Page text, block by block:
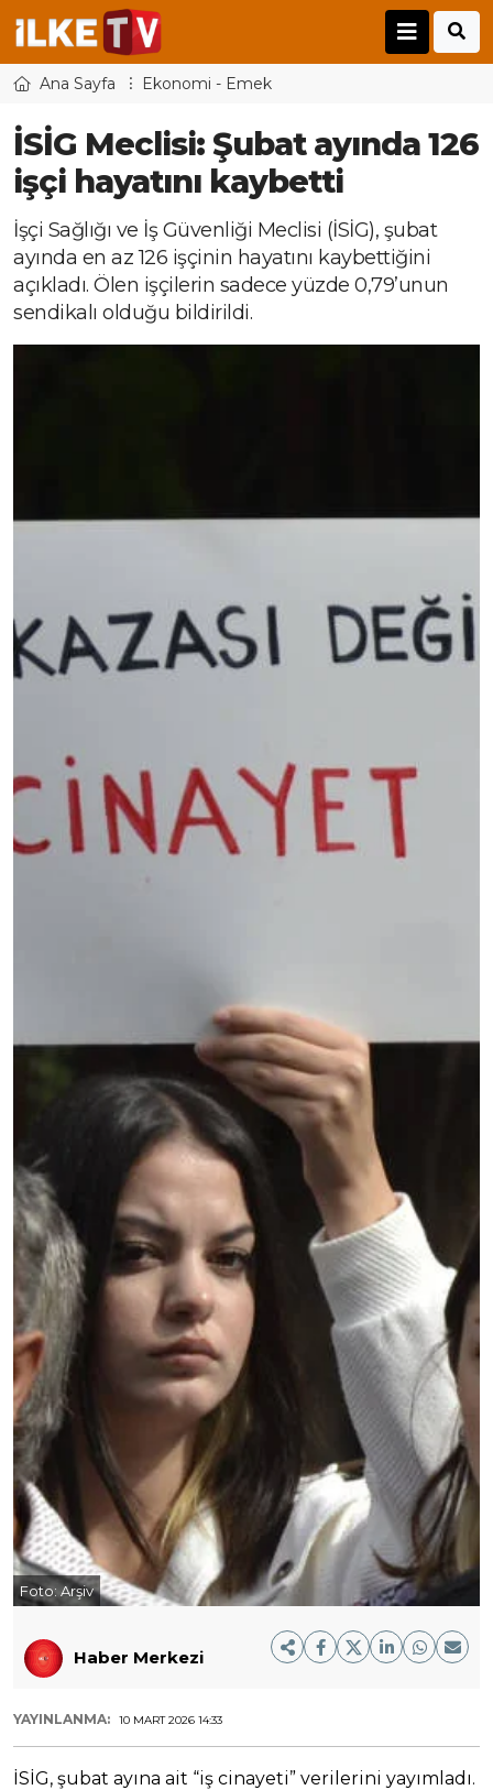
Ana Sayfa Ekonomi - Emek
İSİG Meclisi: Şubat ayında 126
işçi hayatını kaybetti
İşçi Sağlığı ve İş Güvenliği Meclisi (İSİG), şubat
ayında en az 126 işçinin hayatını kaybettiğini
açıkladı. Ölen işçilerin sadece yüzde 0,79’unun
sendikalı olduğu bildirildi.
Foto: Arşiv
Haber Merkezi
YAYINLANMA: 10 MART 2026 14:33
İSİG, şubat ayına ait “iş cinayeti” verilerini yayımladı.